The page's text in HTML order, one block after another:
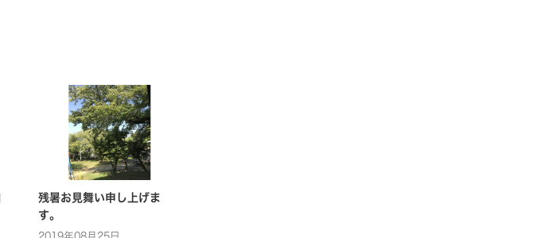
残暑お見舞い申し上げま
す。